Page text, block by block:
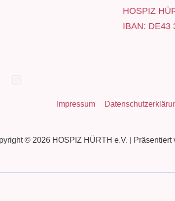
HOSPIZ
IBAN: DE43
Impressum
© 2026 HOSPIZ HÜRTH e.V. | Präsentiert